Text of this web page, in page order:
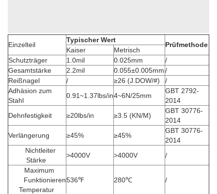
Einzelteil
Typischer Wert
Prüfmethode
Kaiser
Metrisch
Schutzträger
1.0mil 0.025mm
/
Gesamtstärke
2.2mil 0.055±0.005mm/
Reißnagel
/ ≥26 (J.DOW/#)
/
Adhäsion zum
Stahl
0.91~1.37lbs/in4~6N/25mm
GBT 2792-
2014
Dehnfestigkeit
≥20lbs/in ≥3.5 (KN/M)
GBT 30776-
2014
Verlängerung
≥45% ≥45%
GBT 30776-
2014
Nichtleiter
Stärke
>4000V >4000V
/
Maximum
Funktionieren
Temperatur
536℉ 280℃ /